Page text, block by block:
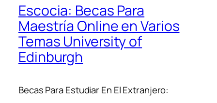
Escocia: Becas Para
Maestría Online en Varios
Temas University of
Edinburgh
Becas Para Estudiar En El Extranjero: